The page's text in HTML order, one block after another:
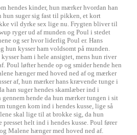
hendes kinder, hun mærker hvordan han
hun suger sig fast til pikken, et kort
vil dyrke sex lige nu. Frygten bliver til
ryger ud af munden og Poul i stedet
og ser hvor liderlig Poul er. Hans
hun kysser ham voldsomt på munden.
ham i hele ansigtet, mens hun river
Poul løfter hende op og smider hende hen
hænger med hoved ned af og mærker
af, hun mærker hans krævende tunge i
han suger hendes skamlæber ind i
gennem hende da hun mærker tungen i sit
tungen kom ind i hendes kusse, lige så
skal lige til at brokke sig, da hun
helt ind i hendes kusse. Poul fører
Malene hænger med hoved ned af.